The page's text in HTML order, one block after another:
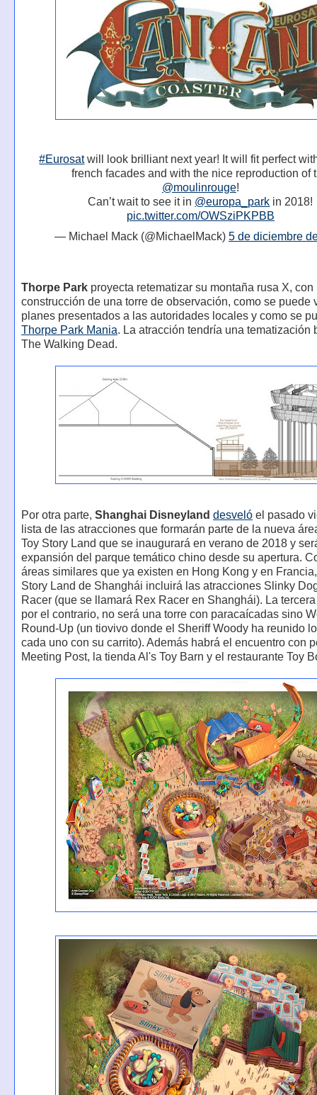
#Eurosatwill look brilliant next year! It will fit perfect
french facades and with the nice reproduction of
@moulinrouge!
Can’t wait to see it in @europa_park in 2018!
pic.twitter.com/OWSziPKPBB
— Michael Mack (@MichaelMack) 5 de diciembre
Thorpe Parkproyecta retematizar su montaña rusa X, con
construcción de una torre de observación, como se puede
planes presentados a las autoridades locales y como se
Thorpe Park Mania. La atracción tendría una tematización
The Walking Dead.
Por otra parte, Shanghai Disneyland desvelóel pasado
lista de las atracciones que formarán parte de la nueva
Toy Story Land que se inaugurará en verano de 2018 y
expansión del parque temático chino desde su apertura.
áreas similares que ya existen en Hong Kong y en
Story Land de Shanghái incluirá las atracciones Slinky
Racer (que se llamará Rex Racer en Shanghái). La
por el contrario, no será una torre con paracaícadas sino
Round-Up (un tiovivo donde el Sheriff Woody ha reunido
cada uno con su carrito). Además habrá el encuentro con
Meeting Post, la tienda Al's Toy Barn y el restaurante Toy